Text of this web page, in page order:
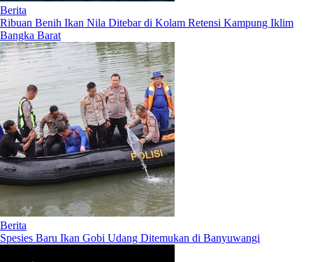
Berita
Ribuan Benih Ikan Nila Ditebar di Kolam Retensi Kampung Iklim
Bangka Barat
Berita
Spesies Baru Ikan Gobi Udang Ditemukan di Banyuwangi